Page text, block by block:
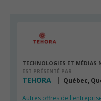
TECHNOLOGIES ET MÉDIAS
EST PRÉSENTÉ PAR
TEHORA Québec,
Autres offres de l'entreprise